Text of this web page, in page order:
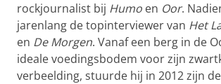
rockjournalist bij Humo en Oor.
jarenlang de topinterviewer van Het
en De Morgen. Vanaf een berg in de
ideale voedingsbodem voor zijn
verbeelding, stuurde hij in 2012 zijn